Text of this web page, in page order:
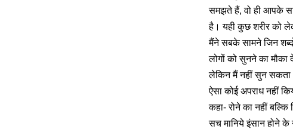
समझते हैं, वो ही आपके
है। यही कुछ शरीर को
मैंने सबके सामने जिन
लोगों को सुनने का मौका
लेकिन मैं नहीं सुन सकता
ऐसा कोई अपराध नहीं
कहा- रोने का नहीं
सच मानिये इंसान होने